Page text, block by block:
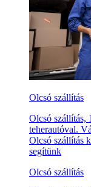
Olcsó szállítás
Olcsó szállítás,
teherautóval.
Olcsó szállítás
segítünk
Olcsó szállítás